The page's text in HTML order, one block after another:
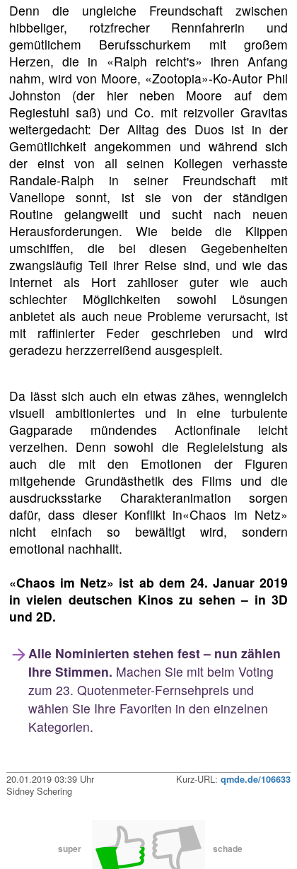
Denn die ungleiche Freundschaft zwischen
hibbeliger, rotzfrecher Rennfahrerin und
gemütlichem Berufsschurkem mit großem
Herzen, die in «Ralph reicht's» ihren Anfang
nahm, wird von Moore, «Zootopia»-Ko-Autor Phil
Johnston (der hier neben Moore auf dem
Regiestuhl saß) und Co. mit reizvoller Gravitas
weitergedacht: Der Alltag des Duos ist in der
Gemütlichkeit angekommen und während sich
der einst von all seinen Kollegen verhasste
Randale-Ralph in seiner Freundschaft mit
Vanellope sonnt, ist sie von der ständigen
Routine gelangweilt und sucht nach neuen
Herausforderungen. Wie beide die Klippen
umschiffen, die bei diesen Gegebenheiten
zwangsläufig Teil ihrer Reise sind, und wie das
Internet als Hort zahlloser guter wie auch
schlechter Möglichkeiten sowohl Lösungen
anbietet als auch neue Probleme verursacht, ist
mit raffinierter Feder geschrieben und wird
geradezu herzzerreißend ausgespielt.
Da lässt sich auch ein etwas zähes, wenngleich
visuell ambitioniertes und in eine turbulente
Gagparade mündendes Actionfinale leicht
verzeihen. Denn sowohl die Regieleistung als
auch die mit den Emotionen der Figuren
mitgehende Grundästhetik des Films und die
ausdrucksstarke Charakteranimation sorgen
dafür, dass dieser Konflikt in«Chaos im Netz»
nicht einfach so bewältigt wird, sondern
emotional nachhallt.
«Chaos im Netz» ist ab dem 24. Januar 2019
in vielen deutschen Kinos zu sehen – in 3D
und 2D.
Alle Nominierten stehen fest – nun zählen
Ihre Stimmen. Machen Sie mit beim Voting
zum 23. Quotenmeter-Fernsehpreis und
wählen Sie Ihre Favoriten in den einzelnen
Kategorien.
20.01.2019 03:39 Uhr Kurz-URL: qmde.de/106633
Sidney Schering
super schade